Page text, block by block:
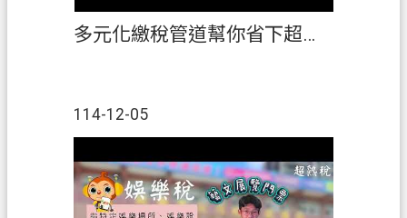
多元化繳稅管道幫你省下超多時間【114年「稅創藝」租稅短片創作競賽】佳作
114-12-05